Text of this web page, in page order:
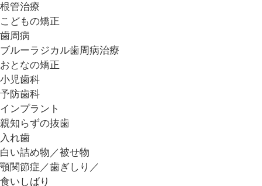
根管治療
こどもの矯正
歯周病
ブルーラジカル歯周病治療
おとなの矯正
小児歯科
予防歯科
インプラント
親知らずの抜歯
入れ歯
白い詰め物／被せ物
顎関節症／歯ぎしり／
食いしばり